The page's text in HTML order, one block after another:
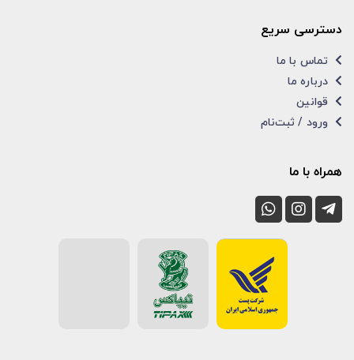
دسترسی سریع
تماس با ما
درباره ما
قوانین
ورود / ثبت‌نام
همراه با ما